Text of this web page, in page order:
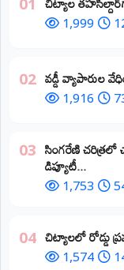
01
1,999
02 వడ్డీ వ్యాపారుల
1,916
03 ​సింగరేణి చరిత్రలో
డిప్యూటీ...
1,753
04 చిట్యాలలో రోడ్డు
1,574